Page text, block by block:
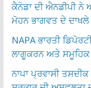
ਕੈਨੇਡਾ ਦੀ ਐਨਡੀਪੀ ਨੇ
ਮੋਹਨ ਭਾਗਵਤ ਦੇ
NAPA ਭਾਰਤੀ
ਲਾਗੂਕਰਨ ਅਤੇ
ਨਾਪਾ ਪ੍ਰਵਾਸੀ